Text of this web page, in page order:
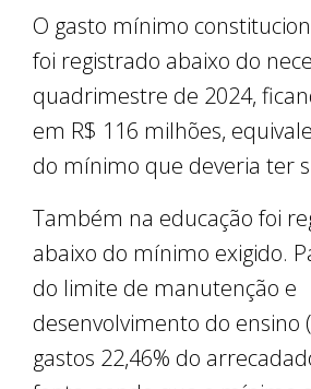
O gasto mínimo
foi registrado abaixo do
quadrimestre de 2024,
em R$ 116 milhões,
do mínimo que deveria ter
Também na educação foi
abaixo do mínimo exigido.
do limite de manutenção e
desenvolvimento do ensino
gastos 22,46% do